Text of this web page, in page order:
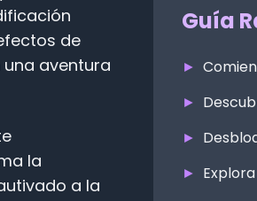
de
aventura
la
a la
Guía
►
►
►
►